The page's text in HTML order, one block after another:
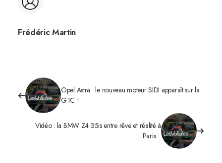
Frédéric Martin
Opel Astra : le nouveau moteur SIDI apparaît sur la
GTC !
Vidéo : la BMW Z4 35is entre rêve et réalité à
Paris…